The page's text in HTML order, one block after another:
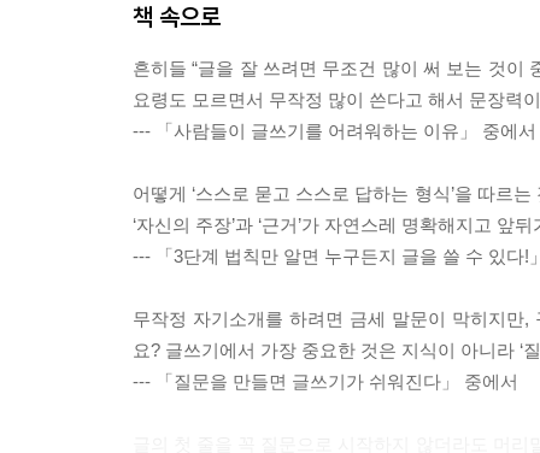
책 속으로
흔히들 “글을 잘 쓰려면 무조건 많이 써 보는 것이
요령도 모르면서 무작정 많이 쓴다고 해서 문장력
--- 「사람들이 글쓰기를 어려워하는 이유」 중에서
어떻게 ‘스스로 묻고 스스로 답하는 형식’을 따르
‘자신의 주장’과 ‘근거’가 자연스레 명확해지고
--- 「3단계 법칙만 알면 누구든지 글을 쓸 수 있다!
무작정 자기소개를 하려면 금세 말문이 막히지만
요? 글쓰기에서 가장 중요한 것은 지식이 아니라 ‘
--- 「질문을 만들면 글쓰기가 쉬워진다」 중에서